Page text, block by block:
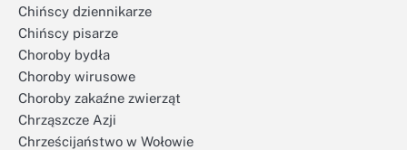
Chińscy dziennikarze
Chińscy pisarze
Choroby bydła
Choroby wirusowe
Choroby zakaźne zwierząt
Chrząszcze Azji
Chrześcijaństwo w Wołowie